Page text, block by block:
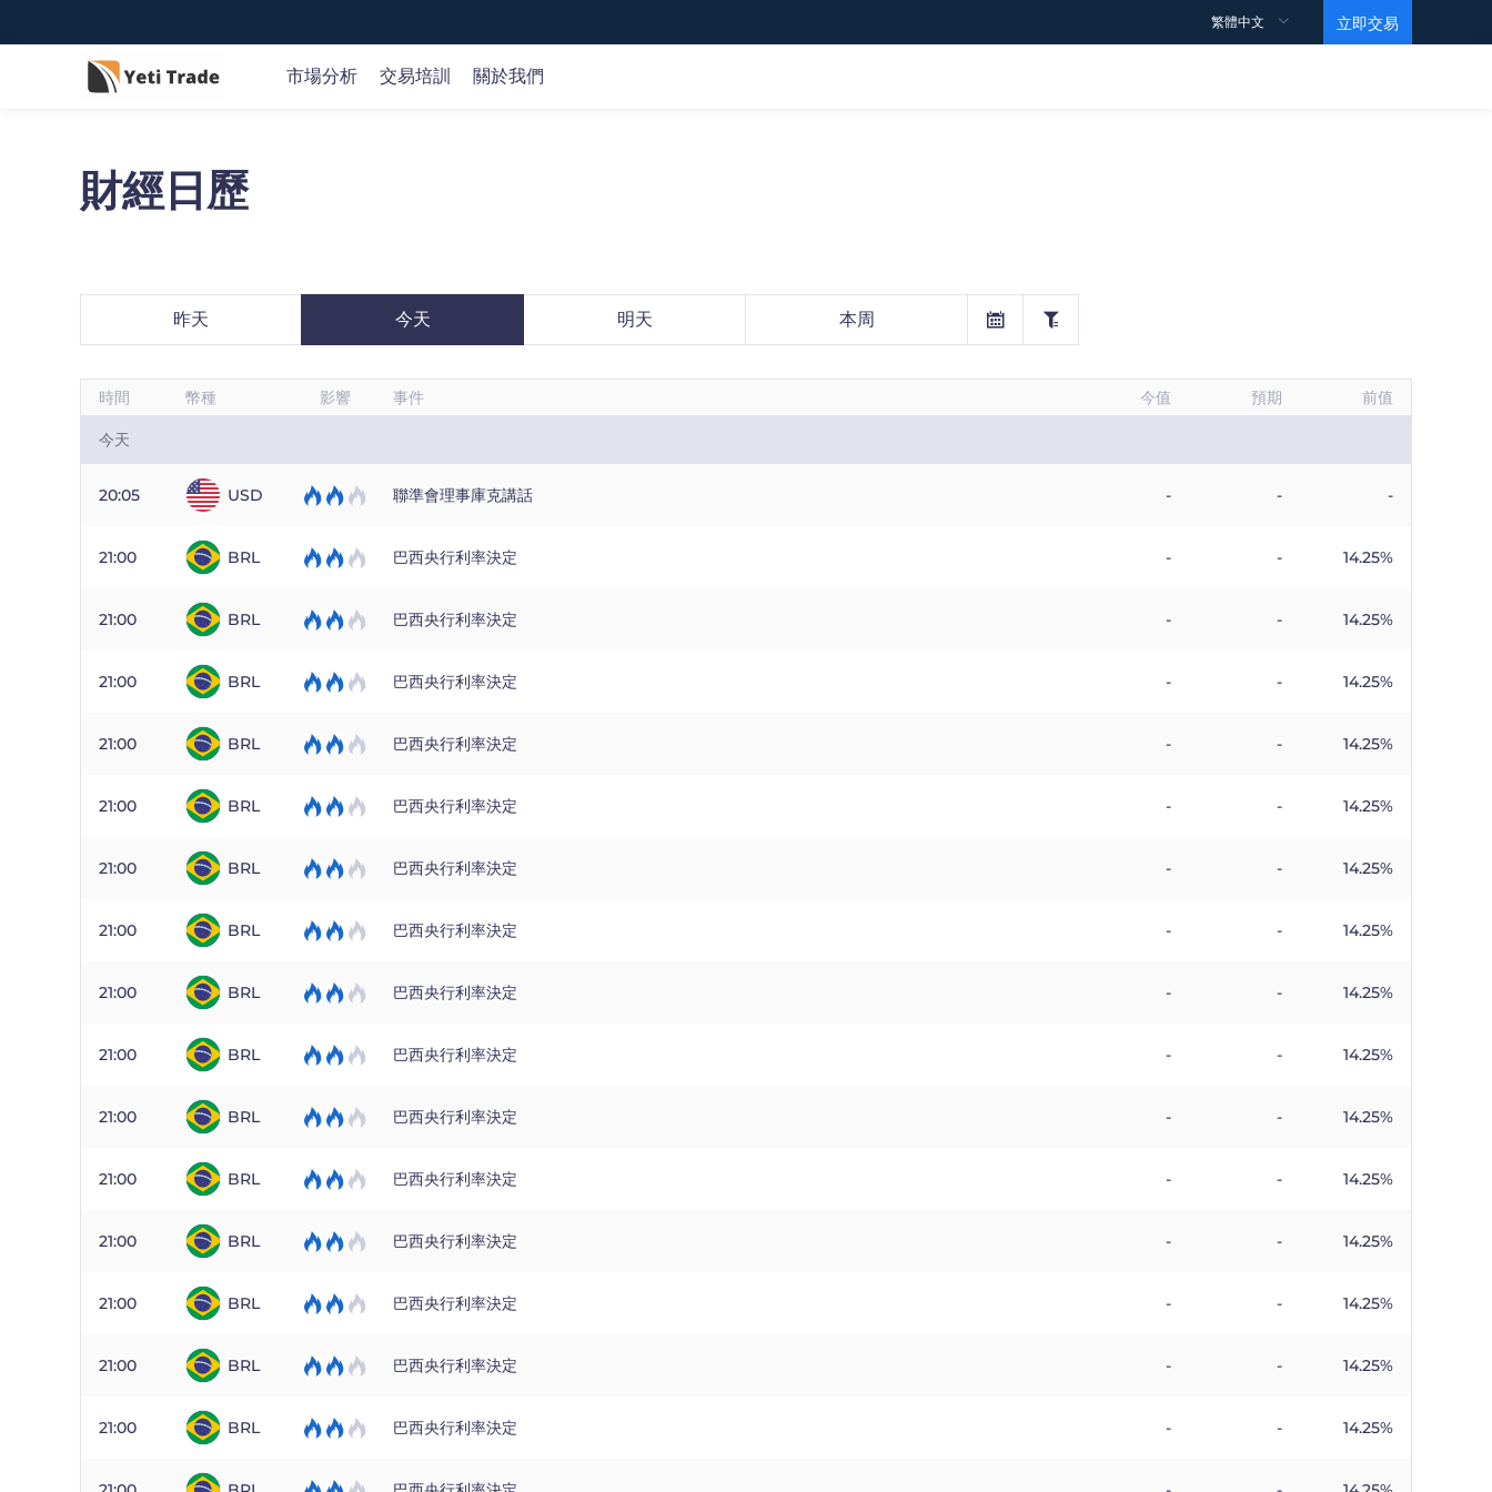
繁體中文 立即交易
市場分析
市場新聞和研究
情緒指數
投行訂單
黃金ETF持倉報告
EIA原油報告
交易培訓
教育概況
市場分析
技術分析
基礎
Level 1
Level 2
關於我們
關於Yeti Trade
財經日歷
昨天 今天 明天 本周
時間 幣種 影響 事件 今值 預期 前值
今天
20:05 USD 聯準會理事庫克講話 - - -
21:00 BRL 巴西央行利率決定 - - 14.25%
21:00 BRL 巴西央行利率決定 - - 14.25%
21:00 BRL 巴西央行利率決定 - - 14.25%
21:00 BRL 巴西央行利率決定 - - 14.25%
21:00 BRL 巴西央行利率決定 - - 14.25%
21:00 BRL 巴西央行利率決定 - - 14.25%
21:00 BRL 巴西央行利率決定 - - 14.25%
21:00 BRL 巴西央行利率決定 - - 14.25%
21:00 BRL 巴西央行利率決定 - - 14.25%
21:00 BRL 巴西央行利率決定 - - 14.25%
21:00 BRL 巴西央行利率決定 - - 14.25%
21:00 BRL 巴西央行利率決定 - - 14.25%
21:00 BRL 巴西央行利率決定 - - 14.25%
21:00 BRL 巴西央行利率決定 - - 14.25%
21:00 BRL 巴西央行利率決定 - - 14.25%